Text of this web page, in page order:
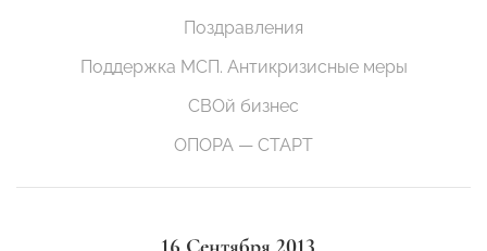
Поздравления
Поддержка МСП. Антикризисные меры
СВОй бизнес
ОПОРА — СТАРТ